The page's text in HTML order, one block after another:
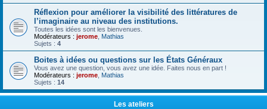
Réflexion pour améliorer la visibilité des littératures de
l’imaginaire au niveau des institutions.
Toutes les idées sont les bienvenues.
Modérateurs : jerome Mathias
Sujets : 4
Boites à idées ou questions sur les États Généraux
Vous avez une question, vous avez une idée. Faites nous en part !
Modérateurs : jerome Mathias
Sujets : 14
Les ateliers